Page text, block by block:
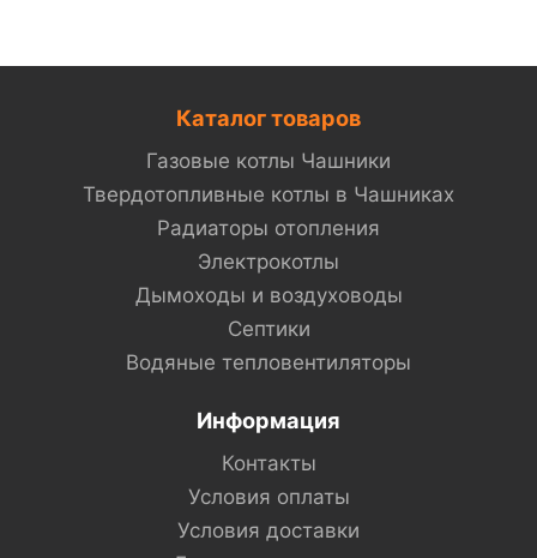
Каталог товаров
Газовые котлы Чашники
Твердотопливные котлы в Чашниках
Радиаторы отопления
Электрокотлы
Дымоходы и воздуховоды
Септики
Водяные тепловентиляторы
Информация
Контакты
Условия оплаты
Условия доставки